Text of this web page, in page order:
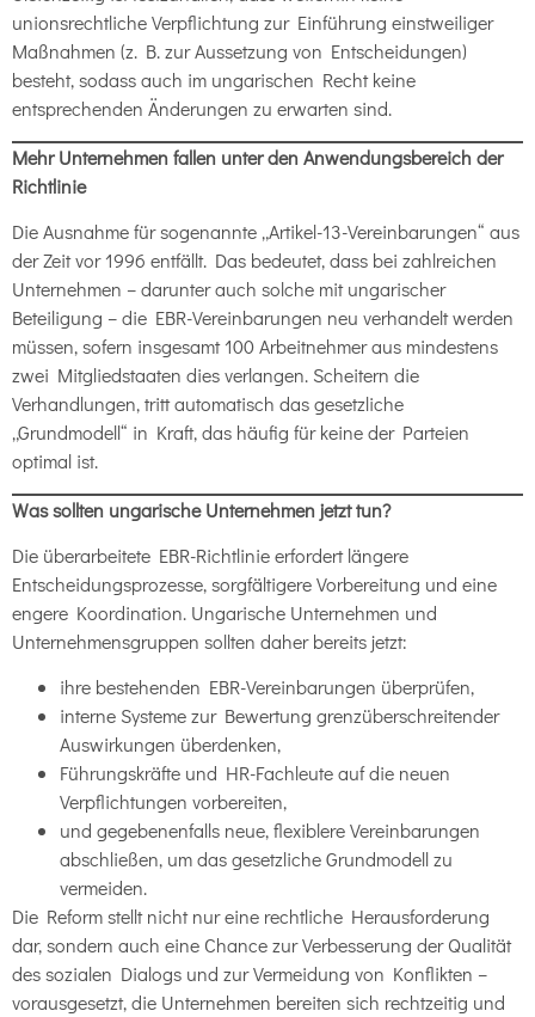
unionsrechtliche Verpflichtung zur Einführung einstweiliger
Maßnahmen (z. B. zur Aussetzung von Entscheidungen)
besteht, sodass auch im ungarischen Recht keine
entsprechenden Änderungen zu erwarten sind.
Mehr Unternehmen fallen unter den Anwendungsbereich der
Richtlinie
Die Ausnahme für sogenannte „Artikel-13-Vereinbarungen“ aus
der Zeit vor 1996 entfällt. Das bedeutet, dass bei zahlreichen
Unternehmen – darunter auch solche mit ungarischer
Beteiligung – die EBR-Vereinbarungen neu verhandelt werden
müssen, sofern insgesamt 100 Arbeitnehmer aus mindestens
zwei Mitgliedstaaten dies verlangen. Scheitern die
Verhandlungen, tritt automatisch das gesetzliche
„Grundmodell“ in Kraft, das häufig für keine der Parteien
optimal ist.
Was sollten ungarische Unternehmen jetzt tun?
Die überarbeitete EBR-Richtlinie erfordert längere
Entscheidungsprozesse, sorgfältigere Vorbereitung und eine
engere Koordination. Ungarische Unternehmen und
Unternehmensgruppen sollten daher bereits jetzt:
ihre bestehenden EBR-Vereinbarungen überprüfen,
interne Systeme zur Bewertung grenzüberschreitender
Auswirkungen überdenken,
Führungskräfte und HR-Fachleute auf die neuen
Verpflichtungen vorbereiten,
und gegebenenfalls neue, flexiblere Vereinbarungen
abschließen, um das gesetzliche Grundmodell zu
vermeiden.
Die Reform stellt nicht nur eine rechtliche Herausforderung
dar, sondern auch eine Chance zur Verbesserung der Qualität
des sozialen Dialogs und zur Vermeidung von Konflikten –
vorausgesetzt, die Unternehmen bereiten sich rechtzeitig und